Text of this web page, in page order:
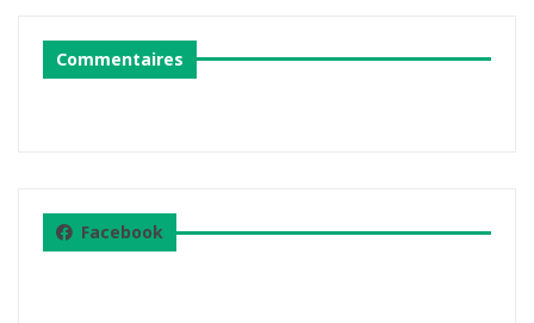
Commentaires
Facebook